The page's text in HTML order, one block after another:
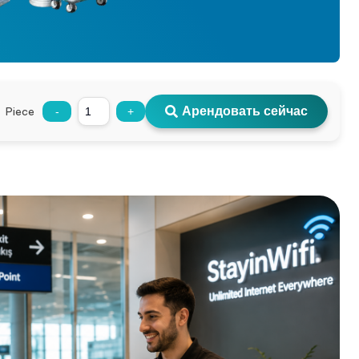
Piece - + Арендовать сейчас